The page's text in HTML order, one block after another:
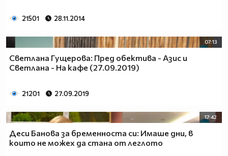
21501 28.11.2014
07:13
Светлана Гущерова: Пред обектива - Азис и
Светлана - На кафе (27.09.2019)
21201 27.09.2019
17:42
Деси Банова за бременноста си: Имаше дни, в
които не можех да стана от леглото